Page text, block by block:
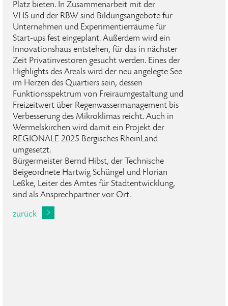
Platz bieten. In Zusammenarbeit mit der
VHS und der RBW sind Bildungsangebote für
Unternehmen und Experimentierräume für
Start-ups fest eingeplant. Außerdem wird ein
Innovationshaus entstehen, für das in nächster
Zeit Privatinvestoren gesucht werden. Eines der
Highlights des Areals wird der neu angelegte See
im Herzen des Quartiers sein, dessen
Funktionsspektrum von Freiraumgestaltung und
Freizeitwert über Regenwassermanagement bis
Verbesserung des Mikroklimas reicht. Auch in
Wermelskirchen wird damit ein Projekt der
REGIONALE 2025 Bergisches RheinLand
umgesetzt.
Bürgermeister Bernd Hibst, der Technische
Beigeordnete Hartwig Schüngel und Florian
Leßke, Leiter des Amtes für Stadtentwicklung,
sind als Ansprechpartner vor Ort.
zurück